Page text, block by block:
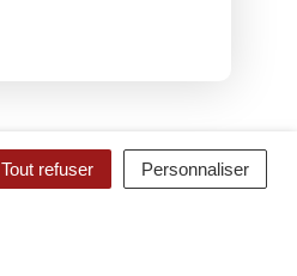
Tout refuser Personnaliser